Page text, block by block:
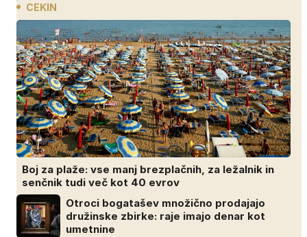
CEKIN
Boj za plaže: vse manj brezplačnih, za ležalnik in
senčnik tudi več kot 40 evrov
Otroci bogatašev množično prodajajo
družinske zbirke: raje imajo denar kot
umetnine